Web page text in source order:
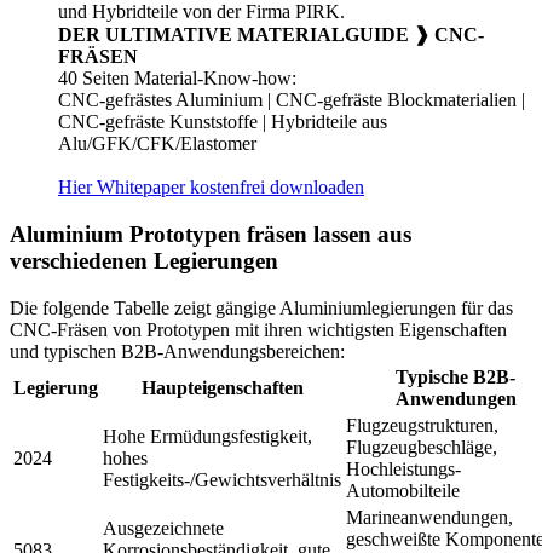
DER ULTIMATIVE MATERIALGUIDE ❱ CNC-
FRÄSEN
40 Seiten Material-Know-how:
CNC-gefrästes Aluminium | CNC-gefräste Blockmaterialien |
CNC-gefräste Kunststoffe | Hybridteile aus
Alu/GFK/CFK/Elastomer
Hier Whitepaper kostenfrei downloaden
Aluminium Prototypen fräsen lassen aus
verschiedenen Legierungen
Die folgende Tabelle zeigt gängige Aluminiumlegierungen für das
CNC-Fräsen von Prototypen mit ihren wichtigsten Eigenschaften
und typischen B2B-Anwendungsbereichen:
Legierung
Haupteigenschaften
Typische B2B-
Anwendungen
2024
Hohe Ermüdungsfestigkeit,
hohes
Festigkeits-/Gewichtsverhältnis
Flugzeugstrukturen,
Flugzeugbeschläge,
Hochleistungs-
Automobilteile
Ausgezeichnete
Marineanwendungen,
geschweißte